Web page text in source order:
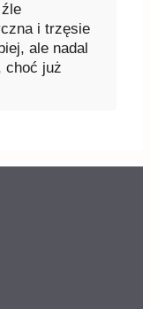
i trzęsie
ale nadal
choć już